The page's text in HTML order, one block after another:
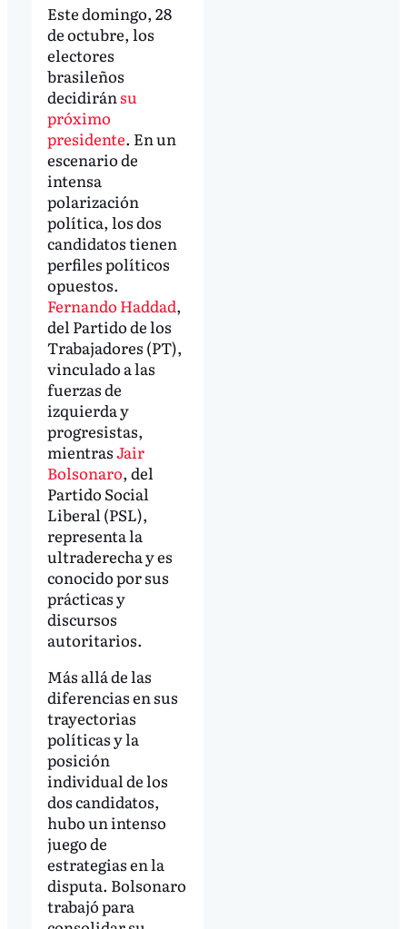
Este domingo, 28
de octubre, los
electores
brasileños
decidirán su
próximo
presidente. En un
escenario de
intensa
polarización
política, los dos
candidatos tienen
perfiles políticos
opuestos.
Fernando Haddad,
del Partido de los
Trabajadores (PT),
vinculado a las
fuerzas de
izquierda y
progresistas,
mientrasJair
Bolsonaro, del
Partido Social
Liberal (PSL),
representa la
ultraderecha y es
conocido por sus
prácticas y
discursos
autoritarios.
Más allá de las
diferencias en sus
trayectorias
políticas y la
posición
individual de los
dos candidatos,
hubo un intenso
juego de
estrategias en la
disputa. Bolsonaro
trabajó para